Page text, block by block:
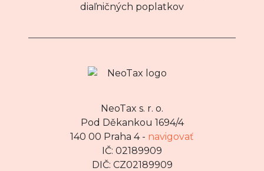
diaľničných poplatkov
NeoTax s. r. o.
Pod Děkankou 1694/4
140 00 Praha 4 - navigovať
IČ: 02189909
DIČ: CZ02189909